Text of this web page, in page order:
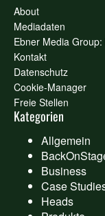
About
Mediadaten
Ebner Media
Kontakt
Datenschutz
Cookie-Manager
Freie Stellen
Kategorien
Allgemein
Business
Case
Heads